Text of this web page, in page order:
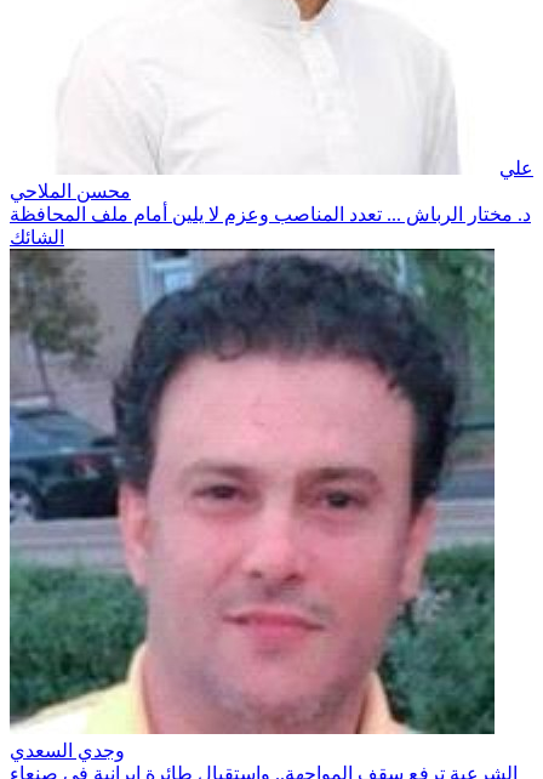
علي
محسن الملاحي
د. مختار الرباش ... تعدد المناصب وعزم لا يلين أمام ملف المحافظة
الشائك
وجدي السعدي
الشرعية ترفع سقف المواجهة.. واستقبال طائرة إيرانية في صنعاء